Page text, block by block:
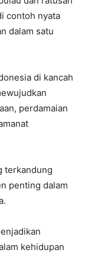
contoh nyata
dalam satu
di kancah
perdamaian
terkandung
penting dalam
kehidupan